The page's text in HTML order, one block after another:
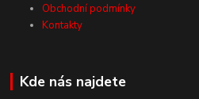
Obchodní podmínky
Kontakty
Kde nás najdete